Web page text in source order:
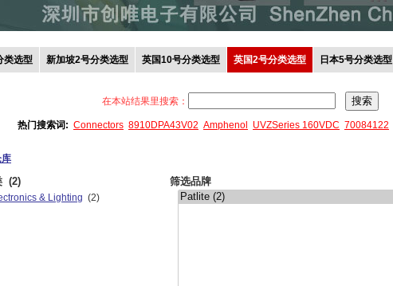
类选型 新加坡2号分类选型 英国10号分类选型 英国2号分类选型 日本5号分类选型
在本站结果里搜索：
热门搜索词: Connectors 8910DPA43V02 Amphenol UVZSeries 160VDC 70084122
(2)
& Lighting (2)
筛选品牌